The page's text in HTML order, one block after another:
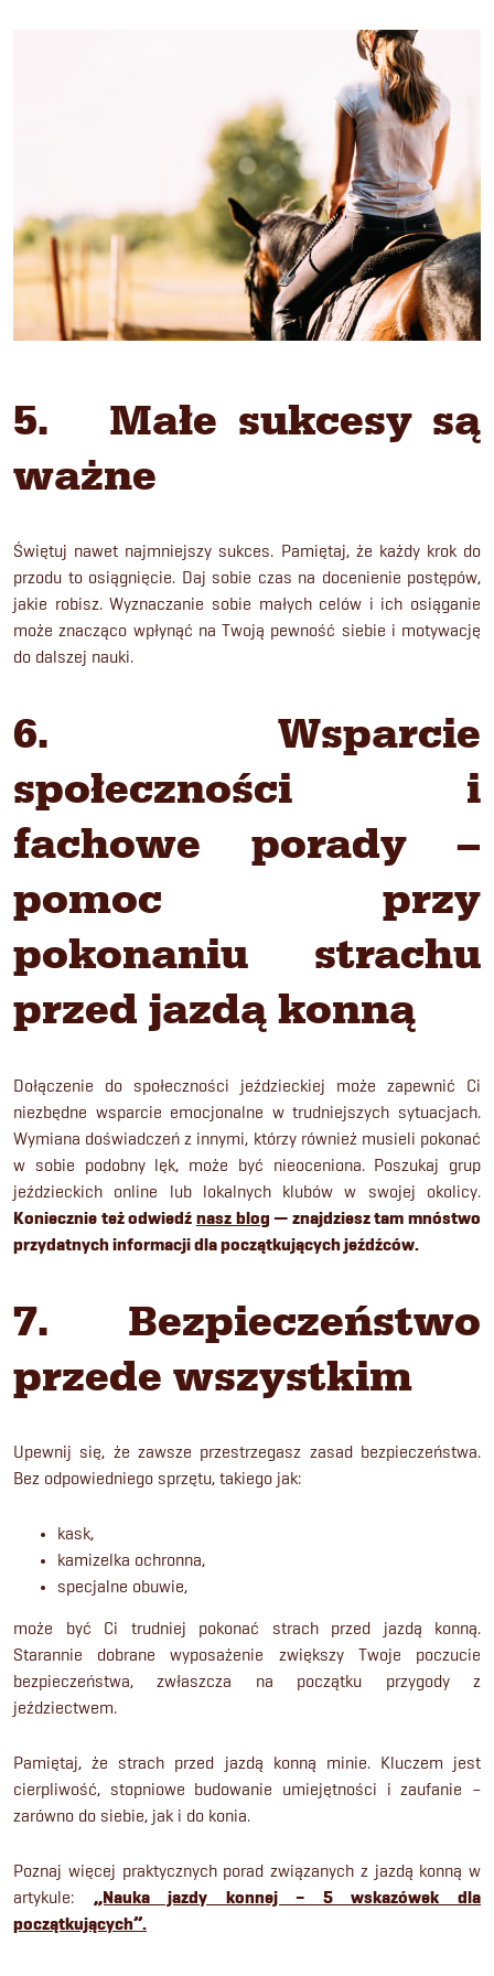
5. Małe sukcesy są
ważne
Świętuj nawet najmniejszy sukces. Pamiętaj, że każdy krok do
przodu to osiągnięcie. Daj sobie czas na docenienie postępów,
jakie robisz. Wyznaczanie sobie małych celów i ich osiąganie
może znacząco wpłynąć na Twoją pewność siebie i motywację
do dalszej nauki.
6. Wsparcie
społeczności i
fachowe porady –
pomoc przy
pokonaniu strachu
przed jazdą konną
Dołączenie do społeczności jeździeckiej może zapewnić Ci
niezbędne wsparcie emocjonalne w trudniejszych sytuacjach.
Wymiana doświadczeń z innymi, którzy również musieli pokonać
w sobie podobny lęk, może być nieoceniona. Poszukaj grup
jeździeckich online lub lokalnych klubów w swojej okolicy.
Koniecznie też odwiedź nasz blog — znajdziesz tam mnóstwo
przydatnych informacji dla początkujących jeźdźców.
7. Bezpieczeństwo
przede wszystkim
Upewnij się, że zawsze przestrzegasz zasad bezpieczeństwa.
Bez odpowiedniego sprzętu, takiego jak:
kask,
kamizelka ochronna,
specjalne obuwie,
może być Ci trudniej pokonać strach przed jazdą konną.
Starannie dobrane wyposażenie zwiększy Twoje poczucie
bezpieczeństwa, zwłaszcza na początku przygody z
jeździectwem.
Pamiętaj, że strach przed jazdą konną minie. Kluczem jest
cierpliwość, stopniowe budowanie umiejętności i zaufanie –
zarówno do siebie, jak i do konia.
Poznaj więcej praktycznych porad związanych z jazdą konną w
artykule: „Nauka jazdy konnej – 5 wskazówek dla
początkujących”.